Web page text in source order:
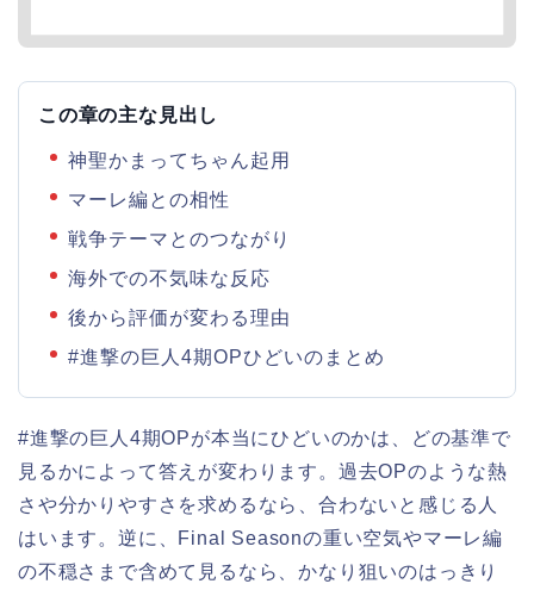
この章の主な見出し
神聖かまってちゃん起用
マーレ編との相性
戦争テーマとのつながり
海外での不気味な反応
後から評価が変わる理由
#進撃の巨人4期OPひどいのまとめ
#進撃の巨人4期OPが本当にひどいのかは、どの基準で
見るかによって答えが変わります。過去OPのような熱
さや分かりやすさを求めるなら、合わないと感じる人
はいます。逆に、Final Seasonの重い空気やマーレ編
の不穏さまで含めて見るなら、かなり狙いのはっきり